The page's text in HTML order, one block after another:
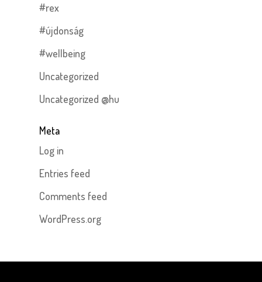
#rex
#újdonság
#wellbeing
Uncategorized
Uncategorized @hu
Meta
Log in
Entries feed
Comments feed
WordPress.org